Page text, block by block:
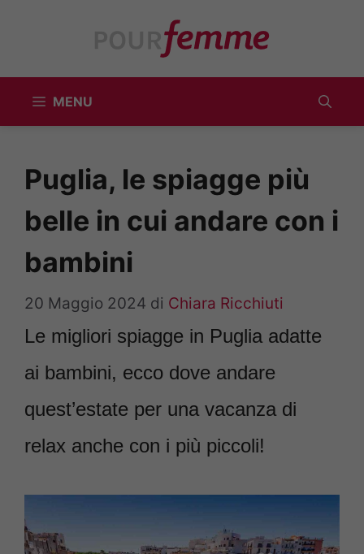
MENU
Puglia, le spiagge più
belle in cui andare con i
bambini
20 Maggio 2024 di Chiara Ricchiuti
Le migliori spiagge in Puglia adatte
ai bambini, ecco dove andare
quest’estate per una vacanza di
relax anche con i più piccoli!